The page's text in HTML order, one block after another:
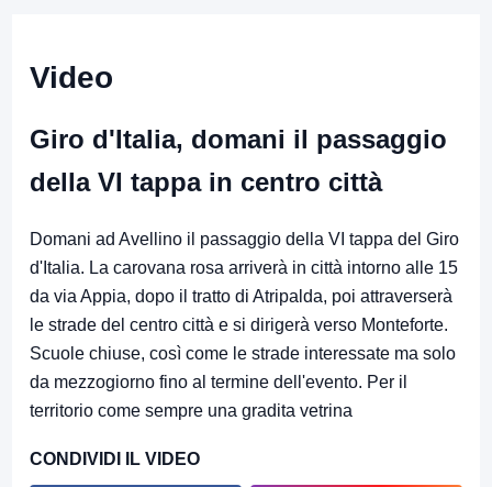
Video
Giro d'Italia, domani il passaggio
della VI tappa in centro città
Domani ad Avellino il passaggio della VI tappa del Giro
d'Italia. La carovana rosa arriverà in città intorno alle 15
da via Appia, dopo il tratto di Atripalda, poi attraverserà
le strade del centro città e si dirigerà verso Monteforte.
Scuole chiuse, così come le strade interessate ma solo
da mezzogiorno fino al termine dell'evento. Per il
territorio come sempre una gradita vetrina
CONDIVIDI IL VIDEO